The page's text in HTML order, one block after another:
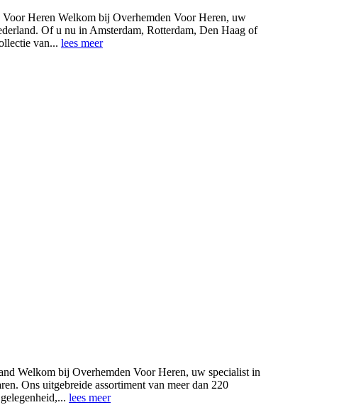
Heren Welkom bij Overhemden Voor Heren, uw
Of u nu in Amsterdam, Rotterdam, Den Haag of
van... lees meer
Welkom bij Overhemden Voor Heren, uw specialist in
Ons uitgebreide assortiment van meer dan 220
lees meer